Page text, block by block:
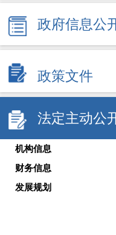
政府信息公
政策文件
法定主动公
机构信息
财务信息
发展规划